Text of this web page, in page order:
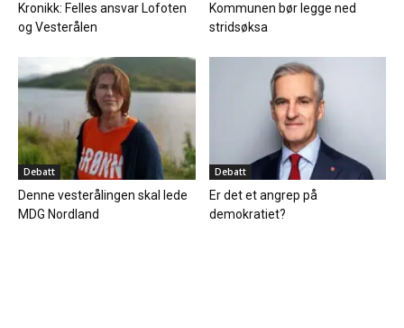
Kronikk: Felles ansvar Lofoten
og Vesterålen
Kommunen bør legge ned
stridsøksa
Debatt
Denne vesterålingen skal lede
MDG Nordland
Debatt
Er det et angrep på
demokratiet?